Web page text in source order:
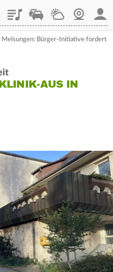
PlaylistStaupilotWetterWebcam
Melsungen: Bürger-Initiative fordert
AUS IN